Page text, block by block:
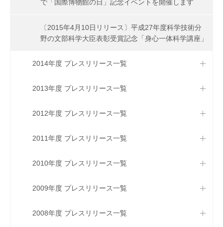
で「国際博物館の日」記念イベントを開催します
〔2015年4月10日リリース〕平成27年度科学技術分
野の文部科学大臣表彰受賞記念「身心一体科学講座」
2014年度 プレスリリース一覧
2013年度 プレスリリース一覧
2012年度 プレスリリース一覧
2011年度 プレスリリース一覧
2010年度 プレスリリース一覧
2009年度 プレスリリース一覧
2008年度 プレスリリース一覧